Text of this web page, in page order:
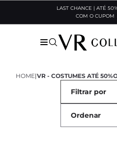
LAST CHANCE | ATÉ
COM O CUPOM
HOME|VR - COSTUMES ATÉ
Filtrar por